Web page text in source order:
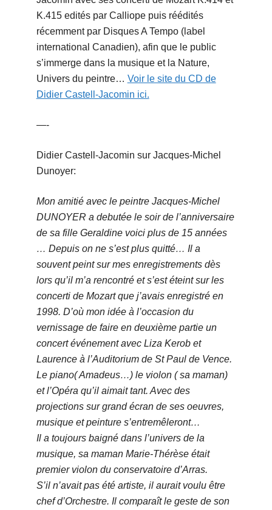
K.415 edités par Calliope puis réédités
récemment par Disques A Tempo (label
international Canadien), afin que le public
s’immerge dans la musique et la Nature,
Univers du peintre… Voir le site du CD de
Didier Castell-Jacomin ici.
—-
Didier Castell-Jacomin sur Jacques-Michel
Dunoyer:
Mon amitié avec le peintre Jacques-Michel
DUNOYER a debutée le soir de l’anniversaire
de sa fille Geraldine voici plus de 15 années
… Depuis on ne s’est plus quitté… Il a
souvent peint sur mes enregistrements dès
lors qu’il m’a rencontré et s’est éteint sur les
concerti de Mozart que j’avais enregistré en
1998. D’où mon idée à l’occasion du
vernissage de faire en deuxième partie un
concert événement avec Liza Kerob et
Laurence à l’Auditorium de St Paul de Vence.
Le piano( Amadeus…) le violon ( sa maman)
et l’Opéra qu’il aimait tant. Avec des
projections sur grand écran de ses oeuvres,
musique et peinture s’entremêleront…
Il a toujours baigné dans l’univers de la
musique, sa maman Marie-Thérèse était
premier violon du conservatoire d’Arras.
S’il n’avait pas été artiste, il aurait voulu être
chef d’Orchestre. Il comparaît le geste de son